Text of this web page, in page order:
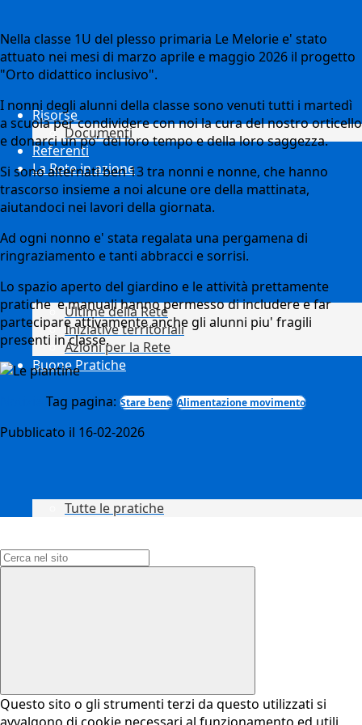
Risorse
Documenti
Referenti
La Rete in azione
Ultime della Rete
Iniziative territoriali
Azioni per la Rete
Buone Pratiche
Tutte le pratiche
Nella classe 1U del plesso primaria Le Melorie e' stato
attuato nei mesi di marzo aprile e maggio 2026 il progetto
"Orto didattico inclusivo".
I nonni degli alunni della classe sono venuti tutti i martedì
a scuola per condividere con noi la cura del nostro orticello
e donarci un po' del loro tempo e della loro saggezza.
Si sono alternati ben 13 tra nonni e nonne, che hanno
trascorso insieme a noi alcune ore della mattinata,
aiutandoci nei lavori della giornata.
Ad ogni nonno e' stata regalata una pergamena di
ringraziamento e tanti abbracci e sorrisi.
Lo spazio aperto del giardino e le attività prettamente
pratiche e manuali hanno permesso di includere e far
partecipare attivamente anche gli alunni piu' fragili
presenti in classe.
Tag pagina: Stare bene Alimentazione movimento
Pubblicato il 16-02-2026
Questo sito o gli strumenti terzi da questo utilizzati si